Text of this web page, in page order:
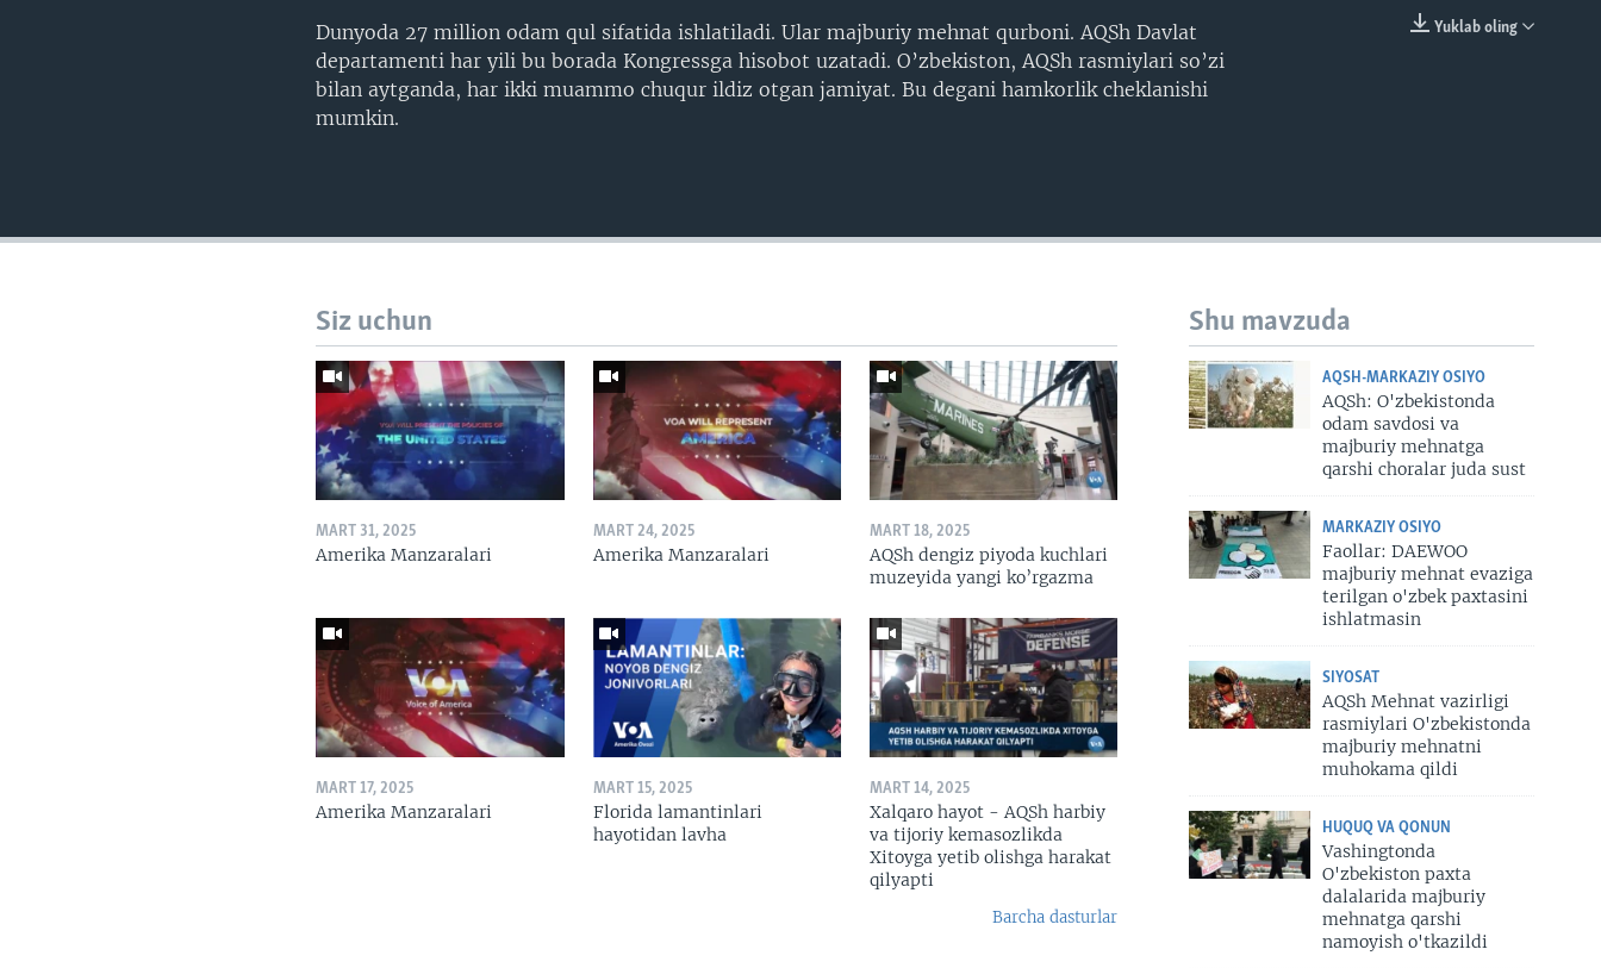
Yuklab oling
Dunyoda 27 million odam qul sifatida ishlatiladi. Ular majburiy mehnat qurboni. AQSh Davlat
departamenti har yili bu borada Kongressga hisobot uzatadi. O’zbekiston, AQSh rasmiylari so’zi
bilan aytganda, har ikki muammo chuqur ildiz otgan jamiyat. Bu degani hamkorlik cheklanishi
mumkin.
Shu mavzuda
AQSH-MARKAZIY OSIYO
AQSh: O'zbekistonda
odam savdosi va
majburiy mehnatga
qarshi choralar juda sust
MARKAZIY OSIYO
Faollar: DAEWOO
majburiy mehnat evaziga
terilgan o'zbek paxtasini
ishlatmasin
SIYOSAT
AQSh Mehnat vazirligi
rasmiylari O'zbekistonda
majburiy mehnatni
muhokama qildi
HUQUQ VA QONUN
Vashingtonda
O'zbekiston paxta
dalalarida majburiy
mehnatga qarshi
namoyish o'tkazildi
Siz uchun
MART 31, 2025
Amerika Manzaralari
MART 24, 2025
Amerika Manzaralari
MART 18, 2025
AQSh dengiz piyoda kuchlari
muzeyida yangi ko’rgazma
MART 17, 2025
Amerika Manzaralari
MART 15, 2025
Florida lamantinlari
hayotidan lavha
MART 14, 2025
Xalqaro hayot - AQSh harbiy
va tijoriy kemasozlikda
Xitoyga yetib olishga harakat
qilyapti
Barcha dasturlar